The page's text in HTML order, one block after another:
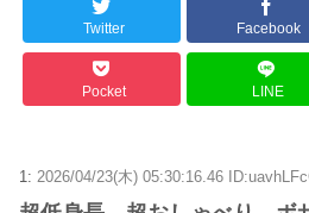
Twitter Facebook
Pocket LINE
1: 2026/04/23(木) 05:30:16.46